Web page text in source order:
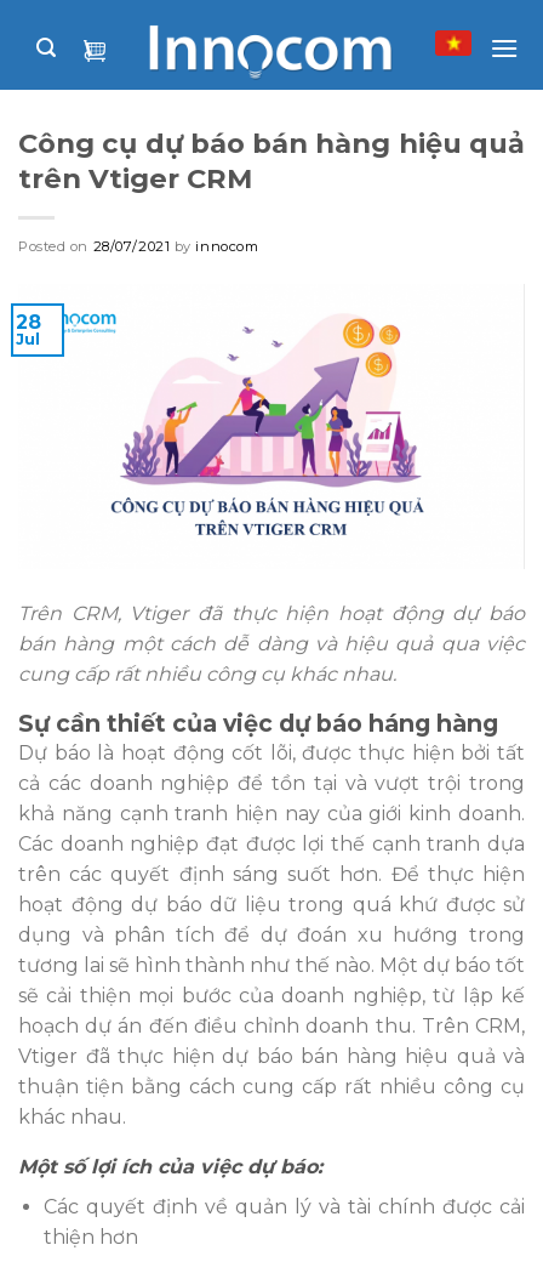
Công cụ dự báo bán hàng hiệu quả
trên Vtiger CRM
Posted on 28/07/2021 by innocom
28
Jul
Trên CRM, Vtiger đã thực hiện hoạt động dự báo
bán hàng một cách dễ dàng và hiệu quả qua việc
cung cấp rất nhiều công cụ khác nhau.
Sự cần thiết của việc dự báo háng hàng
Dự báo là hoạt động cốt lõi, được thực hiện bởi tất
cả các doanh nghiệp để tồn tại và vượt trội trong
khả năng cạnh tranh hiện nay của giới kinh doanh.
Các doanh nghiệp đạt được lợi thế cạnh tranh dựa
trên các quyết định sáng suốt hơn. Để thực hiện
hoạt động dự báo dữ liệu trong quá khứ được sử
dụng và phân tích để dự đoán xu hướng trong
tương lai sẽ hình thành như thế nào. Một dự báo tốt
sẽ cải thiện mọi bước của doanh nghiệp, từ lập kế
hoạch dự án đến điều chỉnh doanh thu. Trên CRM,
Vtiger đã thực hiện dự báo bán hàng hiệu quả và
thuận tiện bằng cách cung cấp rất nhiều công cụ
khác nhau.
Một số lợi ích của việc dự báo:
Các quyết định về quản lý và tài chính được cải
thiện hơn